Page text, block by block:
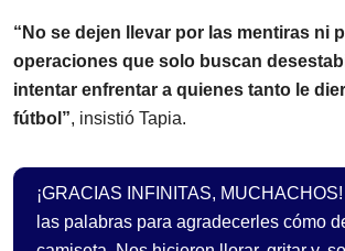
“No se dejen llevar por las mentiras ni
operaciones que solo buscan
intentar enfrentar a quienes tanto le
fútbol”, insistió Tapia.
¡GRACIAS INFINITAS,
las palabras para agradecerles cómo